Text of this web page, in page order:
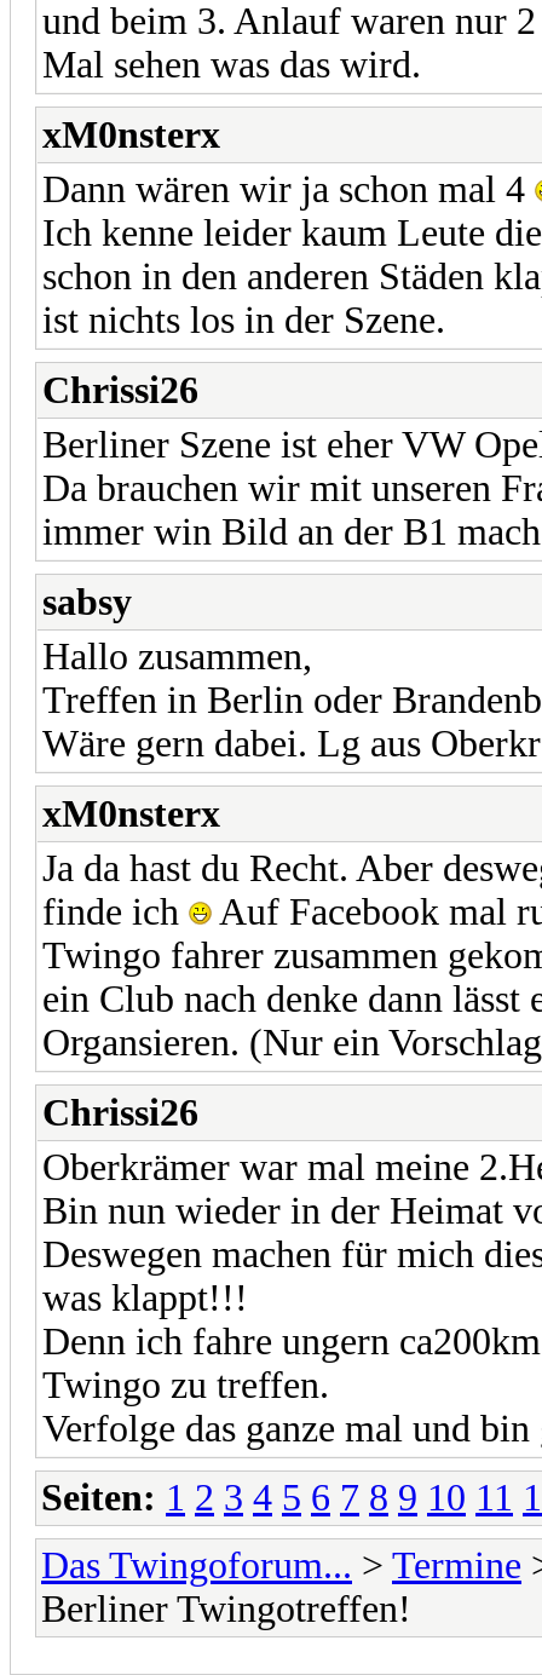
und beim 3. Anlauf waren nur 2
Mal sehen was das wird.
xM0nsterx
Dann wären wir ja schon mal 4
Ich kenne leider kaum Leute
schon in den anderen Städen
ist nichts los in der Szene.
Chrissi26
Berliner Szene ist eher VW
Da brauchen wir mit unseren
immer win Bild an der B1
sabsy
Hallo zusammen,
Treffen in Berlin oder
Wäre gern dabei. Lg aus
xM0nsterx
Ja da hast du Recht. Aber
finde ich
Auf Facebook mal
Twingo fahrer zusammen
ein Club nach denke dann lässt
Organsieren. (Nur ein
Chrissi26
Oberkrämer war mal meine
Bin nun wieder in der Heimat
Deswegen machen für mich
was klappt!!!
Denn ich fahre ungern
Twingo zu treffen.
Verfolge das ganze mal und
Seiten: 1 2 3 4 5 6 7 8 9 10 11
Das Twingoforum... > Termine
Berliner Twingotreffen!